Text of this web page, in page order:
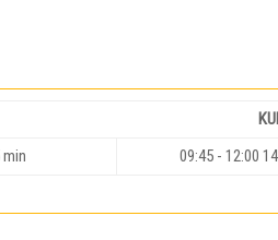
09:45 - 12:00